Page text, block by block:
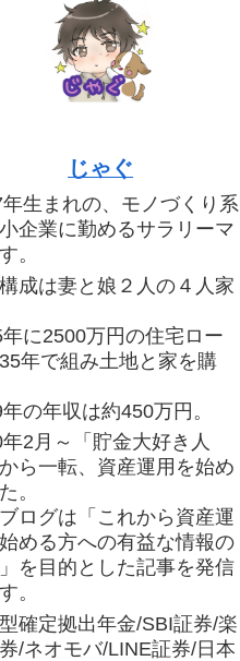
じゃぐ
生まれの、モノづくり系
企業に勤めるサラリーマ
。
成は妻と娘２人の４人家
に2500万円の住宅ロー
年で組み土地と家を購
の年収は約450万円。
2月～「貯金大好き人
ら一転、資産運用を始め
。
ログは「これから資産運
める方への有益な情報の
を目的とした記事を発信
。
確定拠出年金/SBI証券/楽
/ネオモバ/LINE証券/日本